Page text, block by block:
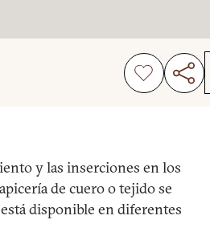
y las inserciones en los
de cuero o tejido se
disponible en diferentes